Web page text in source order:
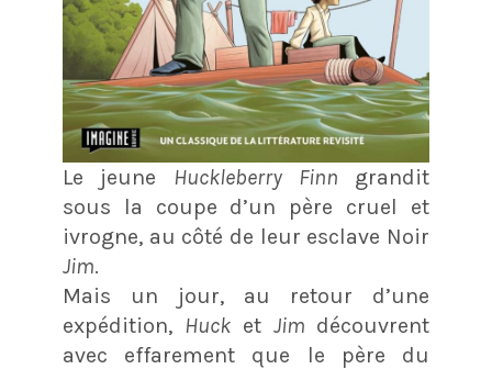
Le jeune Huckleberry Finn grandit
sous la coupe d’un père cruel et
ivrogne, au côté de leur esclave Noir
Jim.
Mais un jour, au retour d’une
expédition, Huck et Jim découvrent
avec effarement que le père du